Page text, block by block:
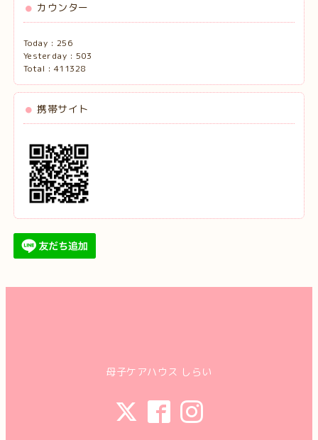
カウンター
Today : 256
Yesterday : 503
Total : 411328
携帯サイト
母子ケアハウス しらい